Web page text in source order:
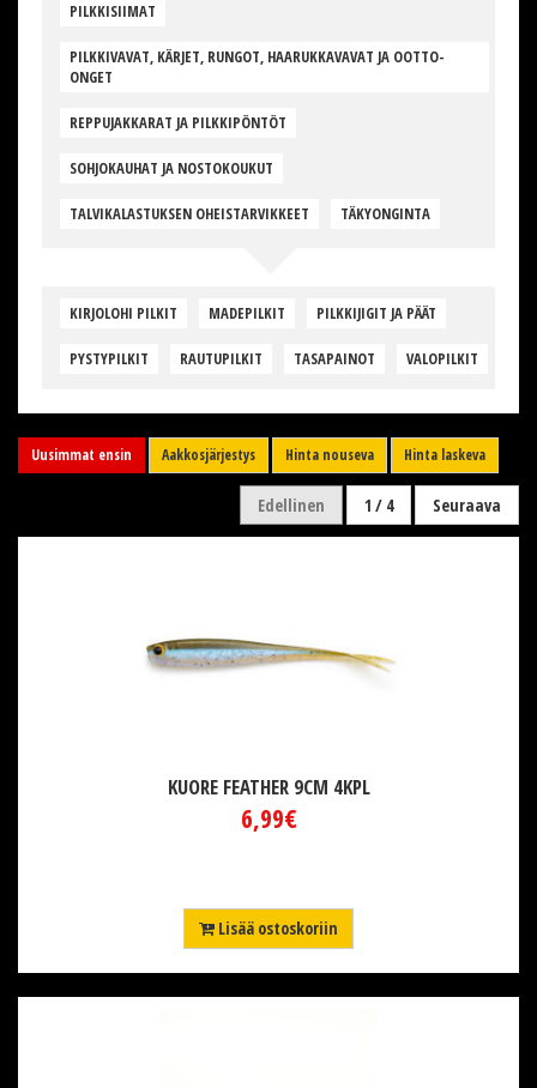
PILKKISIIMAT
PILKKIVAVAT, KÄRJET, RUNGOT, HAARUKKAVAVAT JA OOTTO-
ONGET
REPPUJAKKARAT JA PILKKIPÖNTÖT
SOHJOKAUHAT JA NOSTOKOUKUT
TALVIKALASTUKSEN OHEISTARVIKKEET TÄKYONGINTA
KIRJOLOHI PILKIT MADEPILKIT PILKKIJIGIT JA PÄÄT
PYSTYPILKIT RAUTUPILKIT TASAPAINOT VALOPILKIT
Uusimmat ensin Aakkosjärjestys Hinta nouseva Hinta laskeva
Edellinen 1 / 4 Seuraava
KUORE FEATHER 9CM 4KPL
6,99€
Lisää ostoskoriin